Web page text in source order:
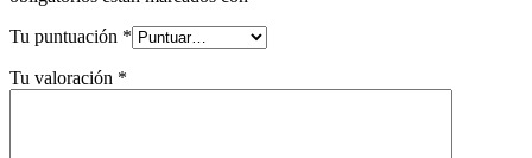
Tu puntuación *
Tu valoración *